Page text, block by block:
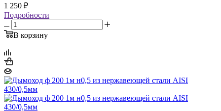
1 250 ₽
Подробности
В корзину